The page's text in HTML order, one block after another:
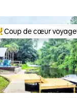
de cœur
Coup de cœur